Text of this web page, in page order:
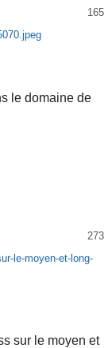
165
le domaine de
273
sur le moyen et